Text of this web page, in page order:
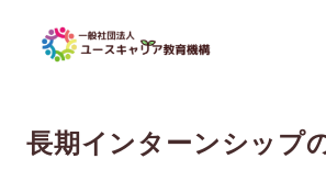
長期インターンシップ